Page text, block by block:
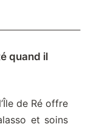
quand il
de Ré offre
et soins